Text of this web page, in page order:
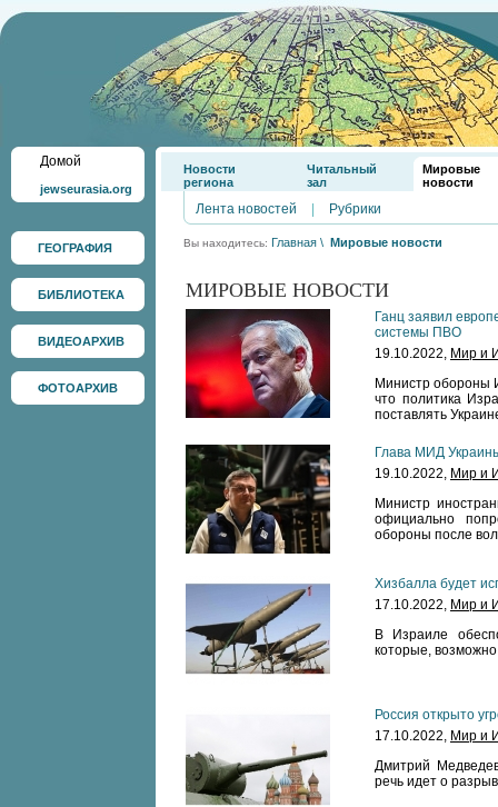
Домой
jewseurasia.org
ГЕОГРАФИЯ
БИБЛИОТЕКА
ВИДЕОАРХИВ
ФОТОАРХИВ
Новости
региона
Читальный
зал
Мировые
новости
Лента новостей Рубрики
Вы находитесь: Главная \ Мировые новости
МИРОВЫЕ НОВОСТИ
Ганц заявил
системы ПВО
19.10.2022, Мир и
Министр обороны
что политика
поставлять
Глава МИД
19.10.2022, Мир и
Министр
официально
обороны после
Хизбалла будет
17.10.2022, Мир и
В Израиле
которые,
Россия открыто
17.10.2022, Мир и
Дмитрий
речь идет о